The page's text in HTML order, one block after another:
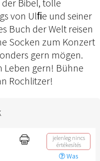
der Bibel, tolle
von Ulﬁe und seiner
Buch der Welt reisen
Socken zum Konzert
gern mögen.
Leben gern! Bühne
Rochlitzer!
jelenleg nincs
értékesítés
Was